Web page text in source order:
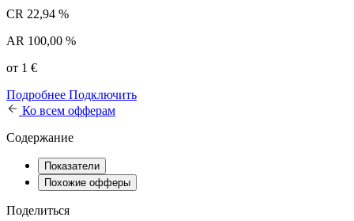
CR 22,94 %
AR 100,00 %
от 1 €
Подробнее Подключить
Ко всем офферам
Содержание
Показатели
Похожие офферы
Поделиться